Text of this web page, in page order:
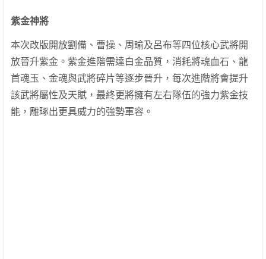
紫金神將
本次改版開放劉備、曹操、周瑜及呂布等四位核心武將開
放晉升紫金。紫金進階需達白金品質，消耗將魂血石、龍
首魂玉、金魂與武將碎片等逐步晉升，每次進階將會提升
該武將屬性及天賦，最終更將擁有左右隊伍的強力紫金技
能，雕琢出更具威力的強勢軍容。